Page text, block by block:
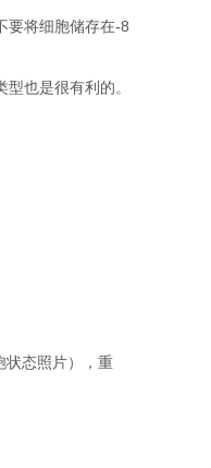
要将细胞储存在-8
也是很有利的。
状态照片），重